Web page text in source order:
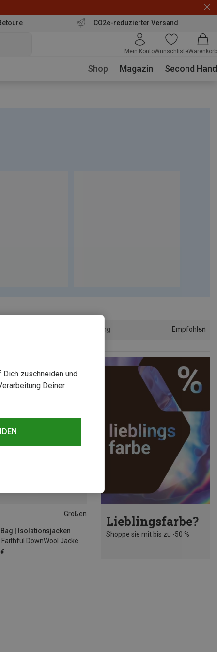
CO2e-reduzierter Versand
Mein KontoWunschlisteWarenkorb
Shop Magazin Second Hand
Sortierung Empfohlen
Größen
| Isolationsjacken
Faithful DownWool Jacke
Lieblingsfarbe?
Shoppe sie mit bis zu -50 %
zuschneiden und
Deiner